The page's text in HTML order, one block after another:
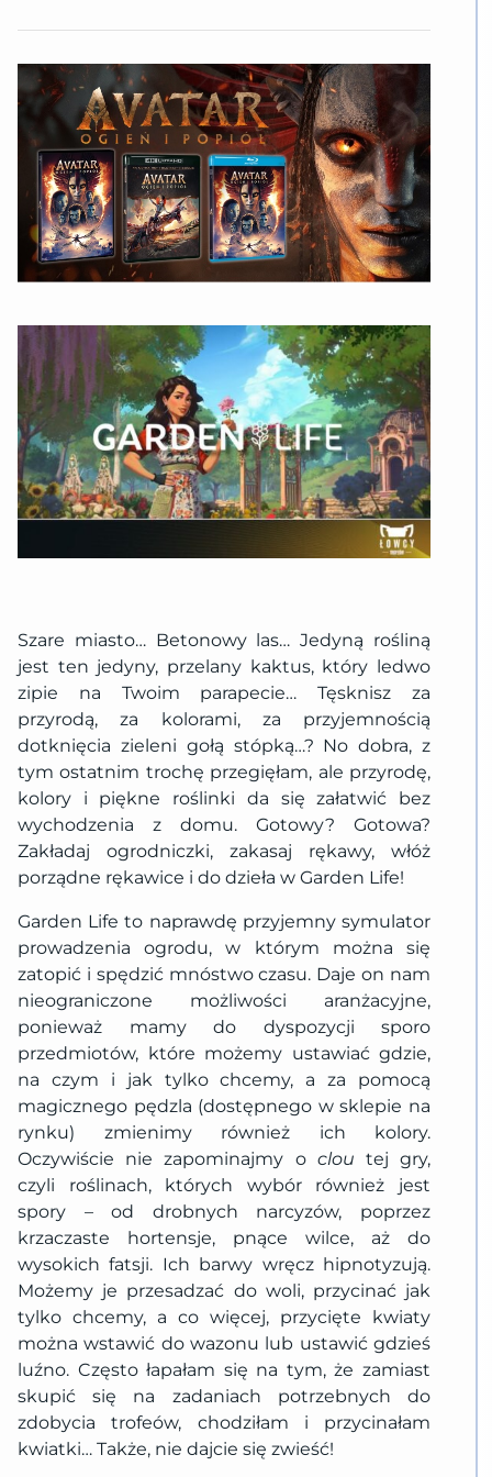
Szare miasto… Betonowy las… Jedyną rośliną
jest ten jedyny, przelany kaktus, który ledwo
zipie na Twoim parapecie… Tęsknisz za
przyrodą, za kolorami, za przyjemnością
dotknięcia zieleni gołą stópką…? No dobra, z
tym ostatnim trochę przegięłam, ale przyrodę,
kolory i piękne roślinki da się załatwić bez
wychodzenia z domu. Gotowy? Gotowa?
Zakładaj ogrodniczki, zakasaj rękawy, włóż
porządne rękawice i do dzieła w Garden Life!
Garden Life to naprawdę przyjemny symulator
prowadzenia ogrodu, w którym można się
zatopić i spędzić mnóstwo czasu. Daje on nam
nieograniczone możliwości aranżacyjne,
ponieważ mamy do dyspozycji sporo
przedmiotów, które możemy ustawiać gdzie,
na czym i jak tylko chcemy, a za pomocą
magicznego pędzla (dostępnego w sklepie na
rynku) zmienimy również ich kolory.
Oczywiście nie zapominajmy o clou tej gry,
czyli roślinach, których wybór również jest
spory – od drobnych narcyzów, poprzez
krzaczaste hortensje, pnące wilce, aż do
wysokich fatsji. Ich barwy wręcz hipnotyzują.
Możemy je przesadzać do woli, przycinać jak
tylko chcemy, a co więcej, przycięte kwiaty
można wstawić do wazonu lub ustawić gdzieś
luźno. Często łapałam się na tym, że zamiast
skupić się na zadaniach potrzebnych do
zdobycia trofeów, chodziłam i przycinałam
kwiatki… Także, nie dajcie się zwieść!